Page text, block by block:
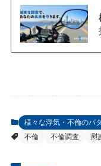
様々な浮気・不倫のパ
不倫
不倫調査 慰